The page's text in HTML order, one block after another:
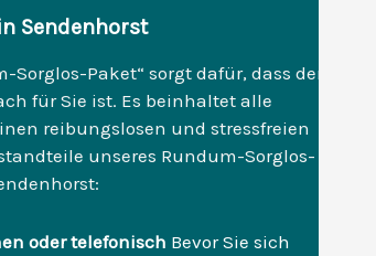
Sendenhorst
Sorglos-Paket“ sorgt dafür, dass der
für Sie ist. Es beinhaltet alle
reibungslosen und stressfreien
unseres Rundum-Sorglos-
oder telefonisch Bevor Sie sich